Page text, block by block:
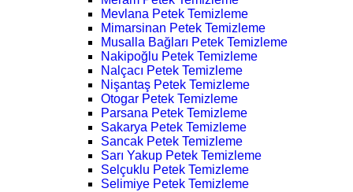
Mevlana Petek Temizleme
Mimarsinan Petek Temizleme
Musalla Bağları Petek Temizleme
Nakipoğlu Petek Temizleme
Nalçacı Petek Temizleme
Nişantaş Petek Temizleme
Otogar Petek Temizleme
Parsana Petek Temizleme
Sakarya Petek Temizleme
Sancak Petek Temizleme
Sarı Yakup Petek Temizleme
Selçuklu Petek Temizleme
Selimiye Petek Temizleme